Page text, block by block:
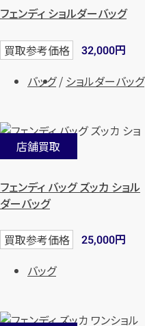
フェンディ ショルダーバッグ
買取参考価格 32,000円
バッグ
ショルダーバッグ
店舗買取
フェンディ バッグ ズッカ ショル
ダーバッグ
買取参考価格 25,000円
バッグ